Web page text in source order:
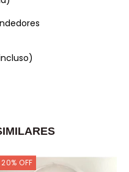
20% OFF